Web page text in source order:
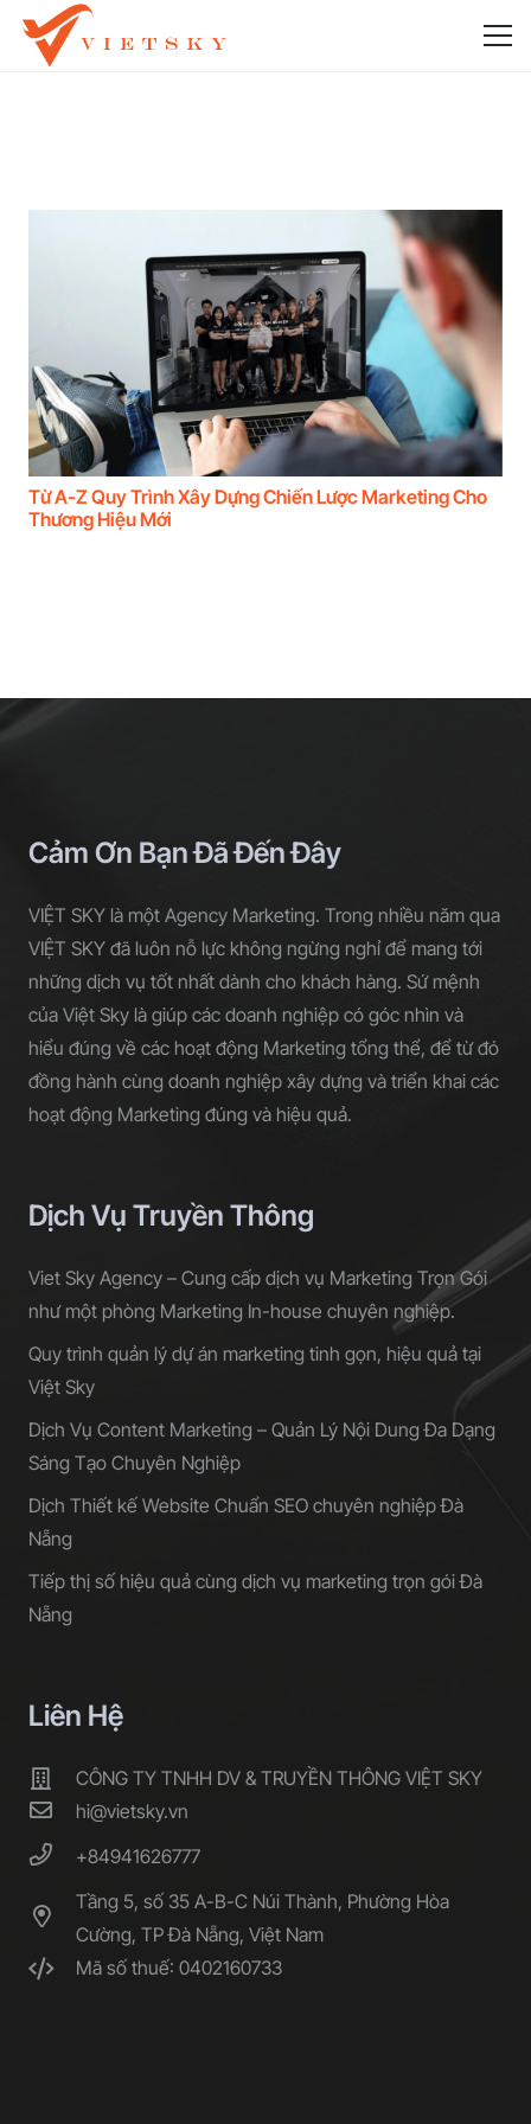
Từ A-Z Quy Trình Xây Dựng Chiến Lược Marketing Cho
Thương Hiệu Mới
Cảm Ơn Bạn Đã Đến Đây
VIỆT SKY là một Agency Marketing. Trong nhiều năm qua
VIỆT SKY đã luôn nỗ lực không ngừng nghỉ để mang tới
những dịch vụ tốt nhất dành cho khách hàng. Sứ mệnh
của Việt Sky là giúp các doanh nghiệp có góc nhìn và
hiểu đúng về các hoạt động Marketing tổng thể, để từ đó
đồng hành cùng doanh nghiệp xây dựng và triển khai các
hoạt động Marketing đúng và hiệu quả.
Dịch Vụ Truyền Thông
Viet Sky Agency – Cung cấp dịch vụ Marketing Trọn Gói
như một phòng Marketing In-house chuyên nghiệp.
Quy trình quản lý dự án marketing tinh gọn, hiệu quả tại
Việt Sky
Dịch Vụ Content Marketing – Quản Lý Nội Dung Đa Dạng
Sáng Tạo Chuyên Nghiệp
Dịch Thiết kế Website Chuẩn SEO chuyên nghiệp Đà
Nẵng
Tiếp thị số hiệu quả cùng dịch vụ marketing trọn gói Đà
Nẵng
Liên Hệ
CÔNG TY TNHH DV & TRUYỀN THÔNG VIỆT SKY
hi@vietsky.vn
+84941626777
Tầng 5, số 35 A-B-C Núi Thành, Phường Hòa
Cường, TP Đà Nẵng, Việt Nam
Mã số thuế: 0402160733